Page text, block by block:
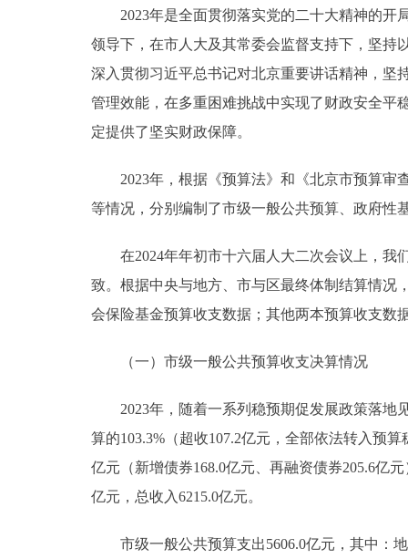
政民互动
12345网上接诉即办
参与调查
ENGLISH
DEUTSCH
2023年是全面贯彻落实党的二十大精神的开
领导下，在市人大及其常委会监督支持下，坚持
深入贯彻习近平总书记对北京重要讲话精神，坚
管理效能，在多重困难挑战中实现了财政安全平
定提供了坚实财政保障。
2023年，根据《预算法》和《北京市预算审
等情况，分别编制了市级一般公共预算、政府性
在2024年年初市十六届人大二次会议上，我们
致。根据中央与地方、市与区最终体制结算情况
会保险基金预算收支数据；其他两本预算收支数
（一）市级一般公共预算收支决算情况
2023年，随着一系列稳预期促发展政策落地见
算的103.3%（超收107.2亿元，全部依法转入预
亿元（新增债券168.0亿元、再融资债券205.6亿
亿元，总收入6215.0亿元。
市级一般公共预算支出5606.0亿元，其中：地